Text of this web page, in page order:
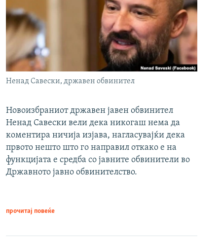
Ненад Савески, државен обвинител
Новоизбраниот државен јавен обвинител
Ненад Савески вели дека никогаш нема да
коментира ничија изјава, нагласувајќи дека
првото нешто што го направил откако е на
функцијата е средба со јавните обвинители во
Државното јавно обвинителство.
прочитај повеќе